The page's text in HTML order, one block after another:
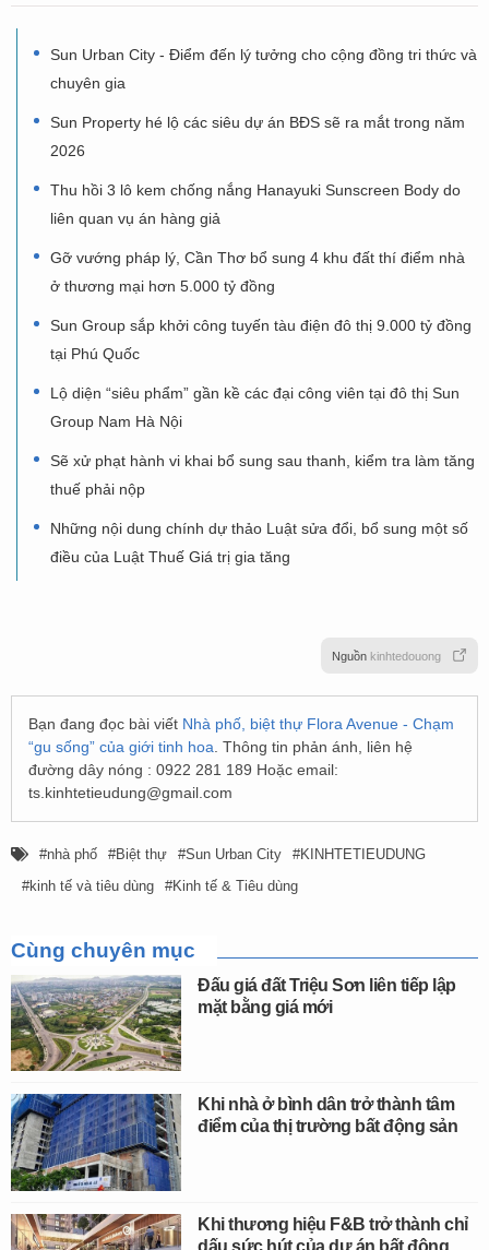
Sun Urban City - Điểm đến lý tưởng cho cộng đồng tri thức và
chuyên gia
Sun Property hé lộ các siêu dự án BĐS sẽ ra mắt trong năm
2026
Thu hồi 3 lô kem chống nắng Hanayuki Sunscreen Body do
liên quan vụ án hàng giả
Gỡ vướng pháp lý, Cần Thơ bổ sung 4 khu đất thí điểm nhà
ở thương mại hơn 5.000 tỷ đồng
Sun Group sắp khởi công tuyến tàu điện đô thị 9.000 tỷ đồng
tại Phú Quốc
Lộ diện “siêu phẩm” gần kề các đại công viên tại đô thị Sun
Group Nam Hà Nội
Sẽ xử phạt hành vi khai bổ sung sau thanh, kiểm tra làm tăng
thuế phải nộp
Những nội dung chính dự thảo Luật sửa đổi, bổ sung một số
điều của Luật Thuế Giá trị gia tăng
Nguồn kinhtedouong
Bạn đang đọc bài viết Nhà phố, biệt thự Flora Avenue - Chạm
“gu sống” của giới tinh hoa . Thông tin phản ánh, liên hệ
đường dây nóng : 0922 281 189 Hoặc email:
ts.kinhtetieudung@gmail.com
nhà phố Biệt thự Sun Urban City
KINHTETIEUDUNG
kinh tế và tiêu dùng
Kinh tế & Tiêu dùng
Cùng chuyên mục
Đấu giá đất Triệu Sơn liên tiếp lập
mặt bằng giá mới
Khi nhà ở bình dân trở thành tâm
điểm của thị trường bất động sản
Khi thương hiệu F&B trở thành chỉ
dấu sức hút của dự án bất động